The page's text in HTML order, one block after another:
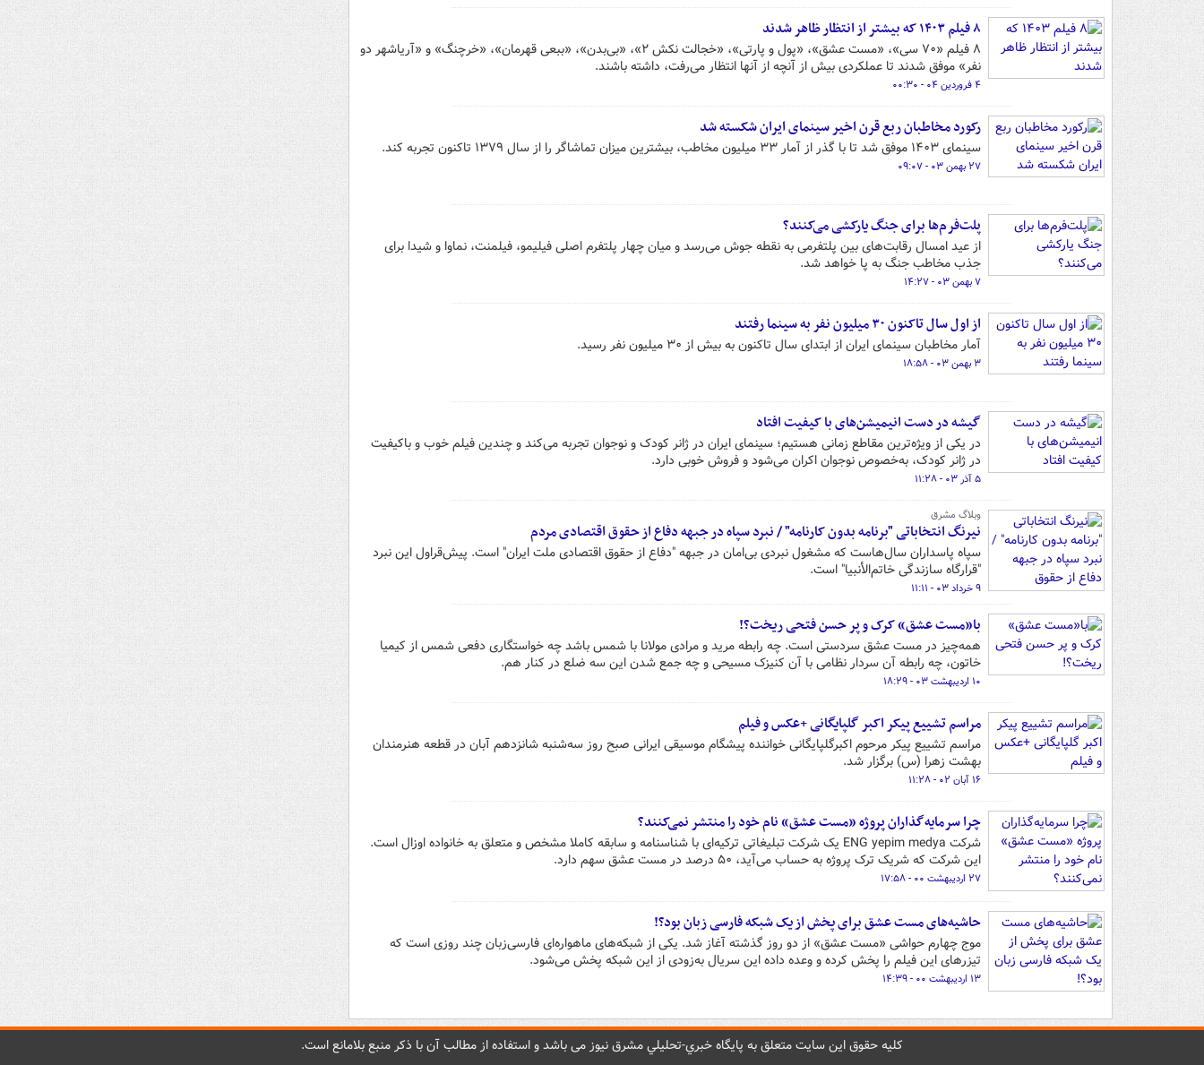
۸ فیلم ۱۴۰۳ که بیشتر از انتظار ظاهر شدند
۸ فیلم «۷۰ سی»، «مست عشق»، «پول و پارتی»، «خجالت نکش ۲»، «بی‌بدن»، «ببعی قهرمان»، «خرچنگ» و «آریاشهر دو
نفر» موفق شدند تا عملکردی بیش از آنچه از آنها انتظار می‌رفت، داشته باشند.
۴ فروردین ۰۴ - ۰۰:۳۰
رکورد مخاطبان ربع‌ قرن اخیر سینمای ایران شکسته شد
سینمای ۱۴۰۳ موفق شد تا با گذر از آمار ۳۳ میلیون مخاطب، بیشترین میزان تماشاگر را از سال ۱۳۷۹ تاکنون تجربه کند.
۲۷ بهمن ۰۳ - ۰۹:۰۷
پلت‌فرم‌ها برای جنگ یارکشی می‌کنند؟
از عید امسال رقابت‌های بین پلتفرمی به نقطه جوش می‌رسد و میان چهار پلتفرم اصلی فیلیمو، فیلمنت، نماوا و شیدا برای
جذب مخاطب جنگ به پا خواهد شد.
۷ بهمن ۰۳ - ۱۴:۲۷
از اول سال تاکنون ۳۰ میلیون نفر به سینما رفتند
آمار مخاطبان سینمای ایران از ابتدای سال تاکنون به بیش از ۳۰ میلیون نفر رسید.
۳ بهمن ۰۳ - ۱۸:۵۸
گیشه در دست انیمیشن‌های با کیفیت افتاد
در یکی از ویژه‌ترین مقاطع زمانی هستیم؛ سینمای ایران در ژانر کودک و نوجوان تجربه می‌کند و چندین فیلم خوب و باکیفیت
در ژانر کودک، به‌خصوص نوجوان اکران می‌شود و فروش خوبی دارد.
۵ آذر ۰۳ - ۱۱:۲۸
وبلاگ مشرق
نیرنگ انتخاباتی "برنامه بدون کارنامه" / نبرد سپاه در جبهه دفاع از حقوق اقتصادی مردم
سپاه پاسداران سال‌هاست که مشغول نبردی بی‌امان در جبهه "دفاع از حقوق اقتصادی ملت ایران" است. پیش‌قراول این نبرد
"قرارگاه سازندگی خاتم‌الأنبیا" است.
۹ خرداد ۰۳ - ۱۱:۱۱
با«مست عشق» کرک و پر حسن فتحی ریخت؟!
همه‌چیز در مست عشق سردستی است. چه رابطه مرید و مرادی مولانا با شمس باشد چه خواستگاری دفعی شمس از کیمیا
خاتون، چه رابطه آن سردار نظامی با آن کنیزک مسیحی و چه جمع شدن این سه ضلع در کنار هم.
۱۰ اردیبهشت ۰۳ - ۱۸:۲۹
مراسم تشییع پیکر اکبر گلپایگانی +عکس و فیلم
مراسم تشییع پیکر مرحوم اکبرگلپایگانی خواننده پیشگام موسیقی ایرانی صبح روز سه‌شنبه شانزدهم آبان در قطعه هنرمندان
بهشت زهرا (س) برگزار شد.
۱۶ آبان ۰۲ - ۱۱:۲۸
چرا سرمایه‌گذاران پروژه «مست عشق» نام‌ خود را منتشر نمی‌کنند؟
شرکت ENG yepim medya یک شرکت تبلیغاتی ترکیه‌ای با شناسنامه و سابقه کاملا مشخص و متعلق به خانواده اوزال است.
این شرکت که شریک ترک پروژه به حساب می‌آید، ۵۰ درصد در مست عشق سهم دارد.
۲۷ اردیبهشت ۰۰ - ۱۷:۵۸
حاشیه‌های مست عشق برای پخش از یک شبکه فارسی زبان بود؟!
موج چهارم حواشی «مست عشق» از دو روز گذشته آغاز شد. یکی از شبکه‌های ماهواره‌ای فارسی‌زبان چند روزی است که
تیزرهای این فیلم را پخش کرده و وعده داده این سریال به‌زودی از این شبکه پخش می‌شود.
۱۳ اردیبهشت ۰۰ - ۱۴:۳۹
کليه حقوق اين سايت متعلق به پایگاه خبري-تحليلي مشرق نيوز می باشد و استفاده از مطالب آن با ذکر منبع بلامانع است.